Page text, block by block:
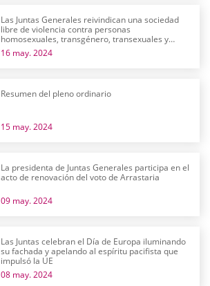
Las Juntas Generales reivindican una sociedad
libre de violencia contra personas
homosexuales, transgénero, transexuales y
bisexuales
16 may. 2024
Resumen del pleno ordinario
15 may. 2024
La presidenta de Juntas Generales participa en el
acto de renovación del voto de Arrastaria
09 may. 2024
Las Juntas celebran el Día de Europa iluminando
su fachada y apelando al espíritu pacifista que
impulsó la UE
08 may. 2024